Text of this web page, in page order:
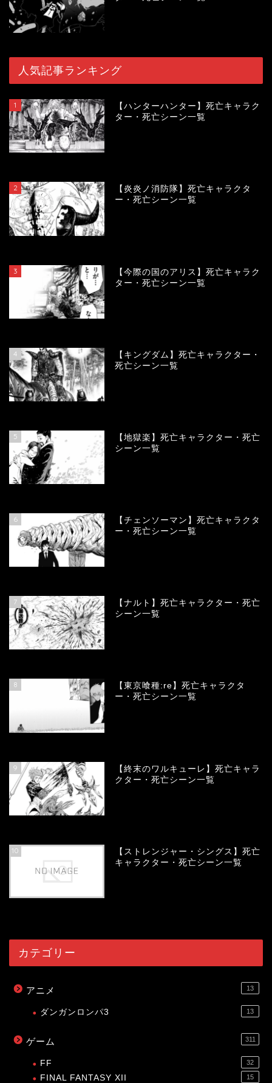
人気記事ランキング
1
【ハンターハンター】死亡キャラク
ター・死亡シーン一覧
2
【炎炎ノ消防隊】死亡キャラクタ
ー・死亡シーン一覧
3
【今際の国のアリス】死亡キャラク
ター・死亡シーン一覧
4
【キングダム】死亡キャラクター・
死亡シーン一覧
5
【地獄楽】死亡キャラクター・死亡
シーン一覧
6
【チェンソーマン】死亡キャラクタ
ー・死亡シーン一覧
7
【ナルト】死亡キャラクター・死亡
シーン一覧
8
【東京喰種:re】死亡キャラクタ
ー・死亡シーン一覧
9
【終末のワルキューレ】死亡キャラ
クター・死亡シーン一覧
10
【ストレンジャー・シングス】死亡
キャラクター・死亡シーン一覧
カテゴリー
アニメ 13
ダンガンロンパ3 13
ゲーム 311
FF 32
FINAL FANTASY XII 15